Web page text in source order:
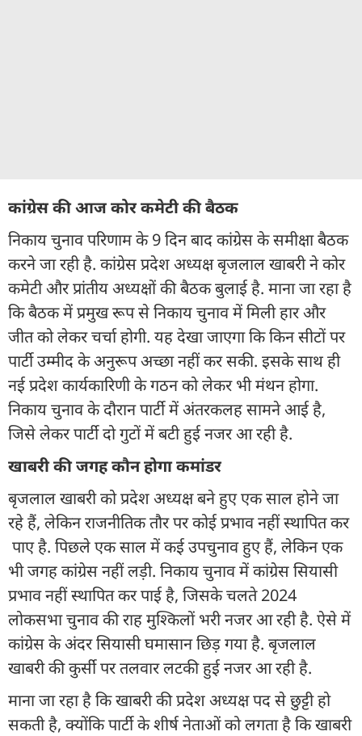
कांग्रेस की आज कोर कमेटी की बैठक
निकाय चुनाव परिणाम के 9 दिन बाद कांग्रेस के समीक्षा बैठक
करने जा रही है. कांग्रेस प्रदेश अध्यक्ष बृजलाल खाबरी ने कोर
कमेटी और प्रांतीय अध्यक्षों की बैठक बुलाई है. माना जा रहा है
कि बैठक में प्रमुख रूप से निकाय चुनाव में मिली हार और
जीत को लेकर चर्चा होगी. यह देखा जाएगा कि किन सीटों पर
पार्टी उम्मीद के अनुरूप अच्छा नहीं कर सकी. इसके साथ ही
नई प्रदेश कार्यकारिणी के गठन को लेकर भी मंथन होगा.
निकाय चुनाव के दौरान पार्टी में अंतरकलह सामने आई है,
जिसे लेकर पार्टी दो गुटों में बटी हुई नजर आ रही है.
खाबरी की जगह कौन होगा कमांडर
बृजलाल खाबरी को प्रदेश अध्यक्ष बने हुए एक साल होने जा
रहे हैं, लेकिन राजनीतिक तौर पर कोई प्रभाव नहीं स्थापित कर
पाए है. पिछले एक साल में कई उपचुनाव हुए हैं, लेकिन एक
भी जगह कांग्रेस नहीं लड़ी. निकाय चुनाव में कांग्रेस सियासी
प्रभाव नहीं स्थापित कर पाई है, जिसके चलते 2024
लोकसभा चुनाव की राह मुश्किलों भरी नजर आ रही है. ऐसे में
कांग्रेस के अंदर सियासी घमासान छिड़ गया है. बृजलाल
खाबरी की कुर्सी पर तलवार लटकी हुई नजर आ रही है.
माना जा रहा है कि खाबरी की प्रदेश अध्यक्ष पद से छुट्टी हो
सकती है, क्योंकि पार्टी के शीर्ष नेताओं को लगता है कि खाबरी